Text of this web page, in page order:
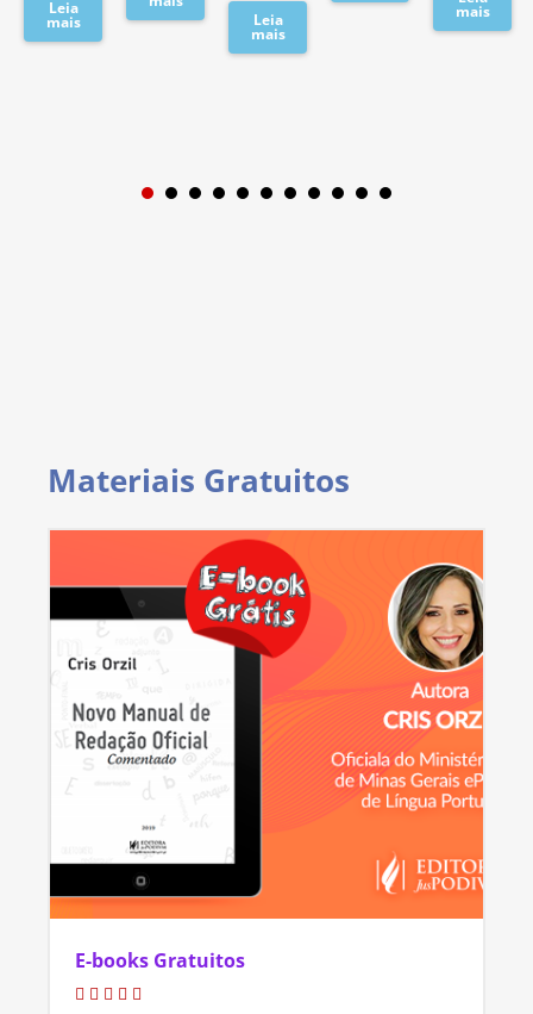
Leia
mais Leia
mais
mais
1 2 3
Materiais Gratuitos
E-books Gratuitos